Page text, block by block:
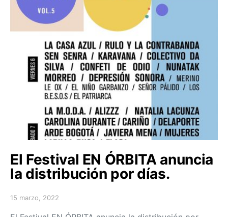
El Festival EN ÓRBITA anuncia
la distribución por días.
Posted on
15 marzo, 2022